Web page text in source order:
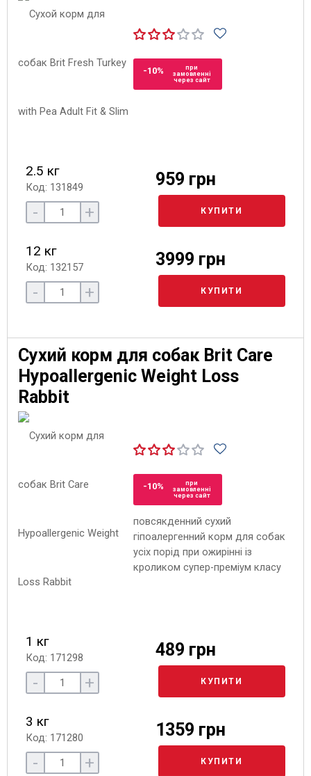
-10%
при
замовленні
через сайт
2.5 кг
Код: 131849 959 грн
- + КУПИТИ
12 кг
Код: 132157 3999 грн
- + КУПИТИ
Сухий корм для собак Brit Care
Hypoallergenic Weight Loss
Rabbit
-10%
при
замовленні
через сайт
повсякденний сухий
гіпоалергенний корм для собак
усіх порід при ожирінні із
кроликом супер-преміум класу
1 кг
Код: 171298 489 грн
- + КУПИТИ
3 кг
Код: 171280 1359 грн
- + КУПИТИ